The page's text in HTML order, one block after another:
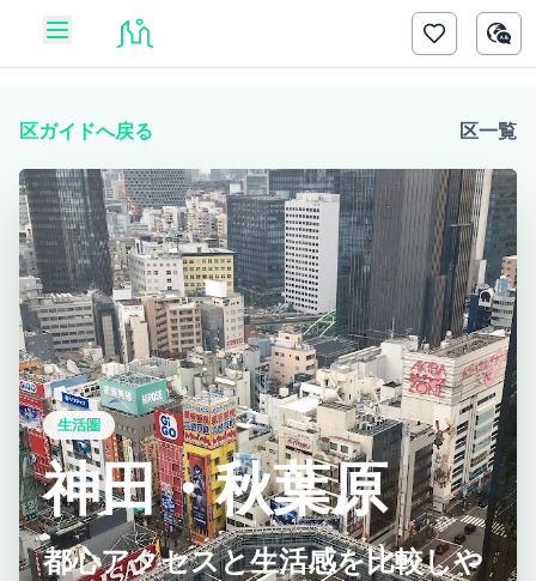
区ガイドへ戻る 区一覧
生活圏
神田・秋葉原
都心アクセスと生活感を比較しや